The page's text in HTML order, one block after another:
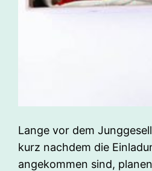
Lange vor dem
kurz nachdem die
angekommen sind,